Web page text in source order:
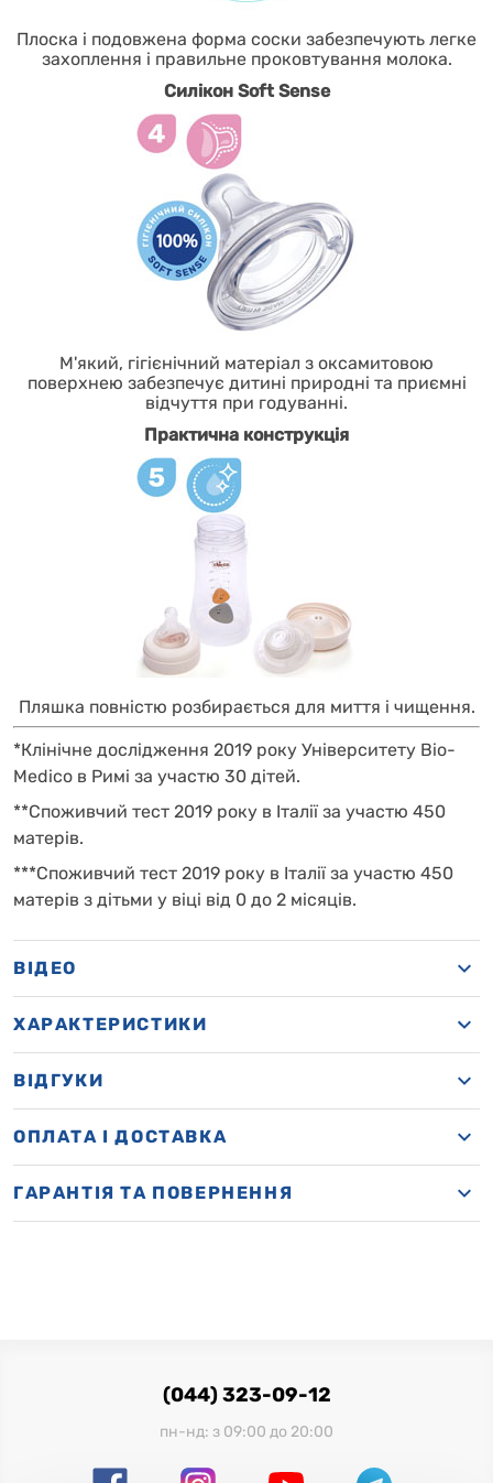
Плоска і подовжена форма соски забезпечують легке
захоплення і правильне проковтування молока.
Силікон Soft Sense
М'який, гігієнічний матеріал з оксамитовою
поверхнею забезпечує дитині природні та приємні
відчуття при годуванні.
Практична конструкція
Пляшка повністю розбирається для миття і чищення.
*Клінічне дослідження 2019 року Університету Bio-
Medico в Римі за участю 30 дітей.
**Споживчий тест 2019 року в Італії за участю 450
матерів.
***Споживчий тест 2019 року в Італії за участю 450
матерів з дітьми у віці від 0 до 2 місяців.
ВІДЕО
ХАРАКТЕРИСТИКИ
ВІДГУКИ
OПЛАТА І ДОСТАВКА
ГАРАНТІЯ ТА ПОВЕРНЕННЯ
(044) 323-09-12
пн-нд: з 09:00 до 20:00